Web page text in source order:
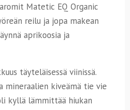
Matetic EQ Organic
reilu ja jopa makean
aprikoosia ja
täyteläisessä viinissä.
mineraalien kiveämä tie vie
kyllä lämmittää hiukan